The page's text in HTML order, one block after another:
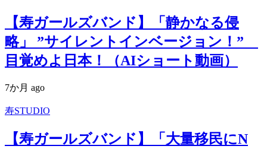
【寿ガールズバンド】「静かなる侵
略」 ”サイレントインベージョン！”
目覚めよ日本！（AIショート動画）
7か月 ago
寿STUDIO
【寿ガールズバンド】「大量移民にN